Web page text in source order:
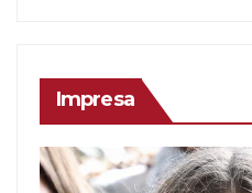
Impresa